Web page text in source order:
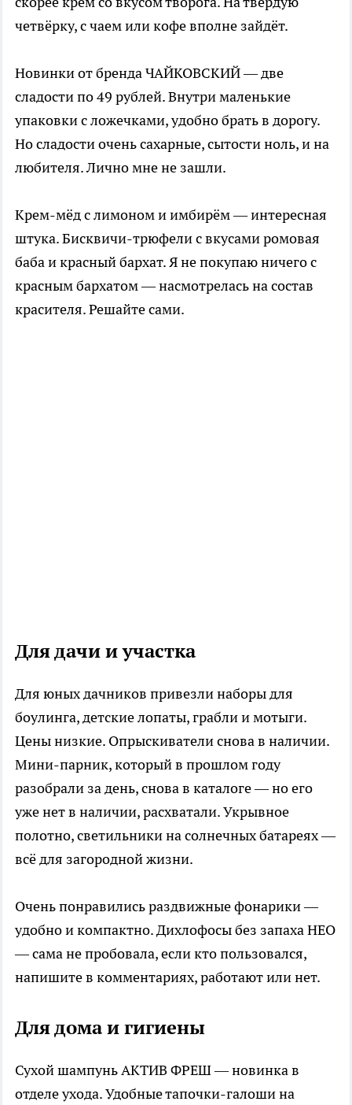
четвёрку, с чаем или кофе вполне зайдёт.
Новинки от бренда ЧАЙКОВСКИЙ — две
сладости по 49 рублей. Внутри маленькие
упаковки с ложечками, удобно брать в дорогу.
Но сладости очень сахарные, сытости ноль, и на
любителя. Лично мне не зашли.
Крем-мёд с лимоном и имбирём — интересная
штука. Бисквичи-трюфели с вкусами ромовая
баба и красный бархат. Я не покупаю ничего с
красным бархатом — насмотрелась на состав
красителя. Решайте сами.
Для дачи и участка
Для юных дачников привезли наборы для
боулинга, детские лопаты, грабли и мотыги.
Цены низкие. Опрыскиватели снова в наличии.
Мини-парник, который в прошлом году
разобрали за день, снова в каталоге — но его
уже нет в наличии, расхватали. Укрывное
полотно, светильники на солнечных батареях —
всё для загородной жизни.
Очень понравились раздвижные фонарики —
удобно и компактно. Дихлофосы без запаха НЕО
— сама не пробовала, если кто пользовался,
напишите в комментариях, работают или нет.
Для дома и гигиены
Сухой шампунь АКТИВ ФРЕШ — новинка в
отделе ухода. Удобные тапочки-галоши на